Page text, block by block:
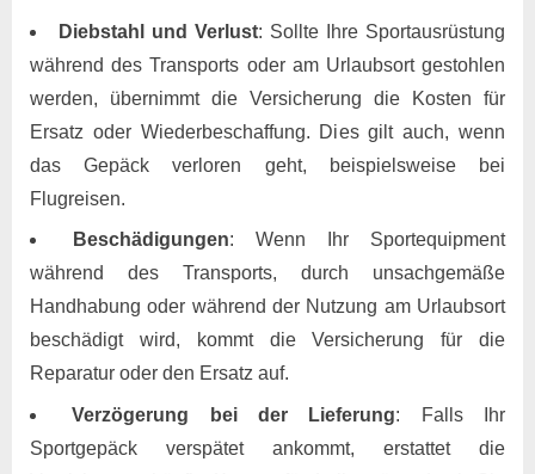
Diebstahl und Verlust: Sollte Ihre Sportausrüstung
während des Transports oder am Urlaubsort gestohlen
werden, übernimmt die Versicherung die Kosten für
Ersatz oder Wiederbeschaffung. Dies gilt auch, wenn
das Gepäck verloren geht, beispielsweise bei
Flugreisen.
Beschädigungen: Wenn Ihr Sportequipment
während des Transports, durch unsachgemäße
Handhabung oder während der Nutzung am Urlaubsort
beschädigt wird, kommt die Versicherung für die
Reparatur oder den Ersatz auf.
Verzögerung bei der Lieferung: Falls Ihr
Sportgepäck verspätet ankommt, erstattet die